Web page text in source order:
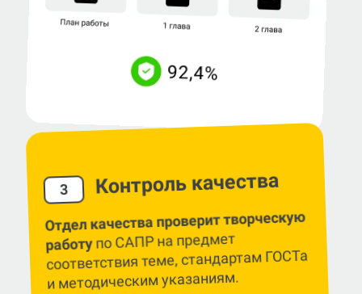
3 Контроль качества
Отдел качества проверит творческую
работупо САПР на предмет
соответствия теме, стандартам ГОСТа
и методическим указаниям.